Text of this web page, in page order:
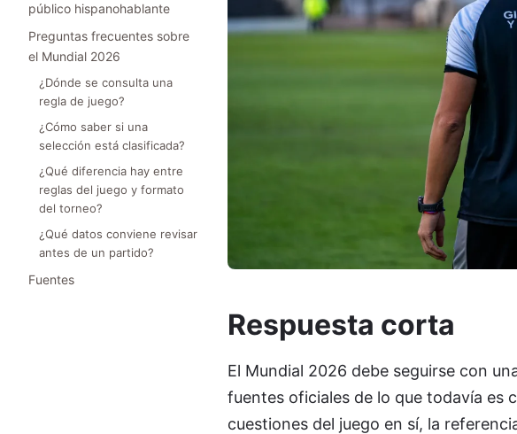
público hispanohablante
Preguntas frecuentes sobre
el Mundial 2026
¿Dónde se consulta una
regla de juego?
¿Cómo saber si una
selección está clasificada?
¿Qué diferencia hay entre
reglas del juego y formato
del torneo?
¿Qué datos conviene revisar
antes de un partido?
Fuentes
Respuesta corta
El Mundial 2026 debe seguirse con
fuentes oficiales de lo que todavía es
cuestiones del juego en sí, la